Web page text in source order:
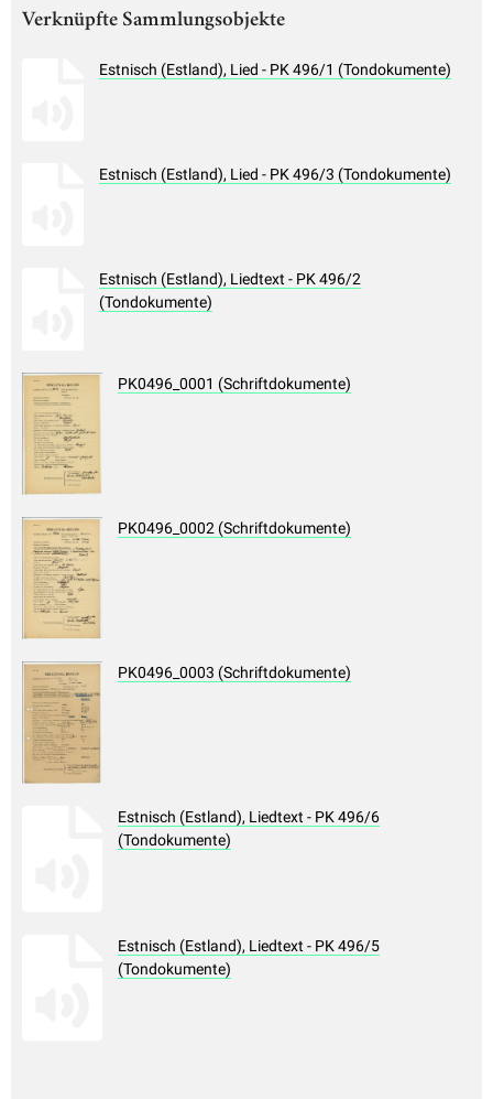
Verknüpfte Sammlungsobjekte
Estnisch (Estland), Lied - PK 496/1 (Tondokumente)
Estnisch (Estland), Lied - PK 496/3 (Tondokumente)
Estnisch (Estland), Liedtext - PK 496/2
(Tondokumente)
PK0496_0001 (Schriftdokumente)
PK0496_0002 (Schriftdokumente)
PK0496_0003 (Schriftdokumente)
Estnisch (Estland), Liedtext - PK 496/6
(Tondokumente)
Estnisch (Estland), Liedtext - PK 496/5
(Tondokumente)